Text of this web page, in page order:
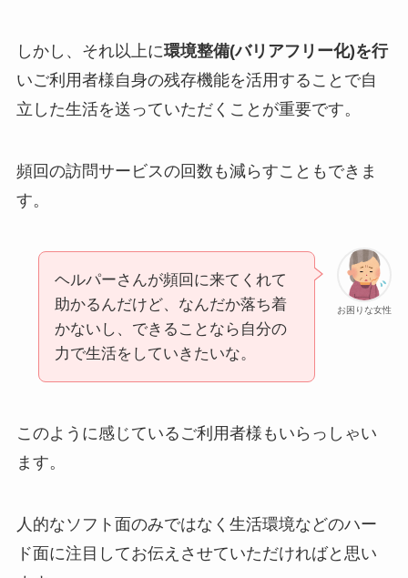
しかし、それ以上に環境整備(バリアフリー化)を行
いご利用者様自身の残存機能を活用することで自
立した生活を送っていただくことが重要です。
頻回の訪問サービスの回数も減らすこともできま
す。
お困りな女性
ヘルパーさんが頻回に来てくれて
助かるんだけど、なんだか落ち着
かないし、できることなら自分の
力で生活をしていきたいな。
このように感じているご利用者様もいらっしゃい
ます。
人的なソフト面のみではなく生活環境などのハー
ド面に注目してお伝えさせていただければと思い